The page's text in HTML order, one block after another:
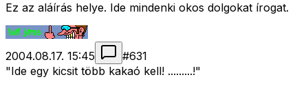
Ez az aláírás helye. Ide mindenki okos dolgokat írogat.
2004.08.17. 15:45 #631
"Ide egy kicsit több kakaó kell! .........!"